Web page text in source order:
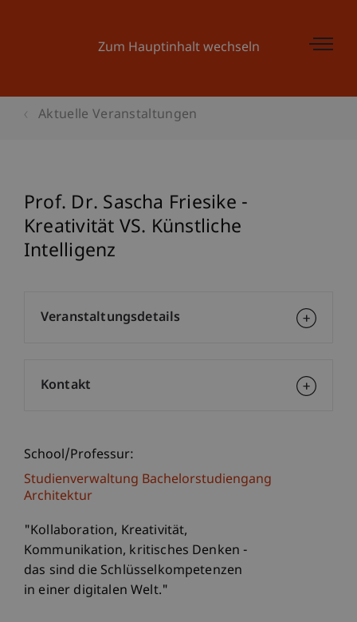
Zum Hauptinhalt wechseln
Aktuelle Veranstaltungen
Prof. Dr. Sascha Friesike -
Kreativität VS. Künstliche
Intelligenz
School/Professur:
Studienverwaltung Bachelorstudiengang
Architektur
"Kollaboration, Kreativität,
Kommunikation, kritisches Denken -
das sind die Schlüsselkompetenzen
in einer digitalen Welt."
Veranstaltungsdetails
Kontakt